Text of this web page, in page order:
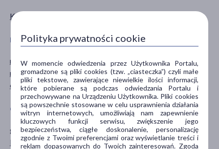
Kosmetyk
DZIAŁANIE/WŁAŚCIWOŚCI
matujące
myjące
oczyszczające
PROBLEM
łojotok
trądzik
zaskórniki
GŁÓWNY SKŁADNIK
glikol propylenowy
kwas cytrynowy
CZĘŚĆ CIAŁA
twarz
Polityka prywatności cookie
W momencie odwiedzenia przez Użytkownika Portalu,
gromadzone są pliki cookies (tzw. „ciasteczka”) czyli małe
pliki tekstowe, zawierające niewielkie ilości informacji,
które pobierane są podczas odwiedzania Portalu i
przechowywane na Urządzeniu Użytkownika. Pliki cookies
są powszechnie stosowane w celu usprawnienia działania
witryn internetowych, umożliwiają nam zapewnienie
kluczowych funkcji serwisu, zwiększenie jego
bezpieczeństwa, ciągłe doskonalenie, personalizację
zgodnie z Twoimi preferencjami oraz wyświetlanie treści i
reklam dopasowanych do Twoich zainteresowań. Zgoda